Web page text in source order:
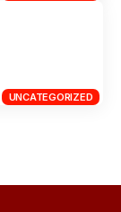
UNCATEGORIZED